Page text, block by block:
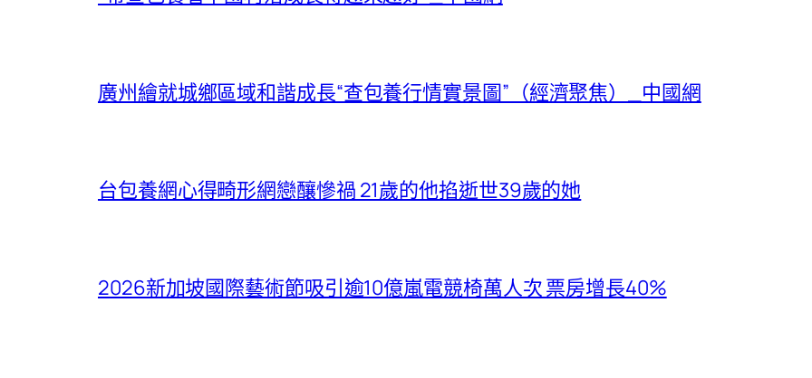
廣州繪就城鄉區域和諧成長“查包養行情實景圖”（經濟聚焦）_中國網
台包養網心得畸形網戀釀慘禍 21歲的他掐逝世39歲的她
2026新加坡國際藝術節吸引逾10億嵐電競椅萬人次 票房增長40%